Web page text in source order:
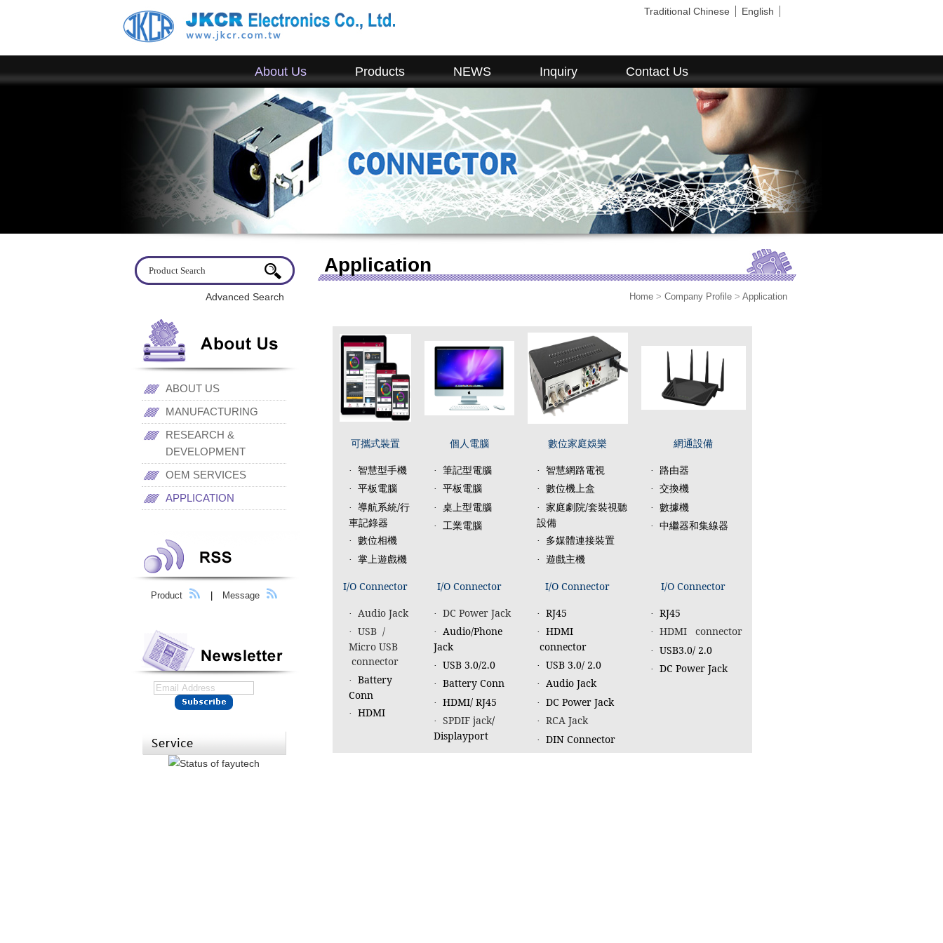
Traditional Chinese English
About Us Products NEWS Inquiry Contact Us
Application
Home > Company Profile > Application
可攜式裝置 個人電腦 數位家庭娛樂 網通設備
· 智慧型手機
· 平板電腦
· 導航系統/行
車記錄器
· 數位相機
· 掌上遊戲機
· 筆記型電腦
· 平板電腦
· 桌上型電腦
· 工業電腦
· 智慧網路電視
· 數位機上盒
· 家庭劇院/套裝視聽
設備
· 多媒體連接裝置
· 遊戲主機
· 路由器
· 交換機
· 數據機
· 中繼器和集線器
I/O Connector I/O Connector I/O Connector I/O Connector
· Audio Jack
·
USB /
Micro USB
connector
·
Battery
Conn
· HDMI
· DC Power Jack
·
Audio/Phone
Jack
· USB 3.0/2.0
· Battery Conn
· HDMI/ RJ45
· SPDIF jack/
Displayport
· RJ45
·
HDMI
connector
· USB 3.0/ 2.0
· Audio Jack
· DC Power Jack
· RCA Jack
· DIN Connector
· RJ45
· HDMI connector
· USB3.0/ 2.0
· DC Power Jack
Advanced Search
ABOUT US
MANUFACTURING
RESEARCH &
DEVELOPMENT
OEM SERVICES
APPLICATION
Product Message